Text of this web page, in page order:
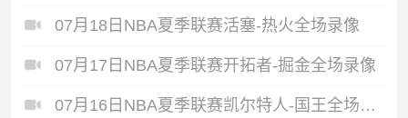
07月18日NBA夏季联赛活塞-热火全场录像
07月17日NBA夏季联赛开拓者-掘金全场录像
07月16日NBA夏季联赛凯尔特人-国王全场录像